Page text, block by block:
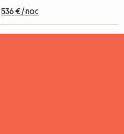
536 € / noc